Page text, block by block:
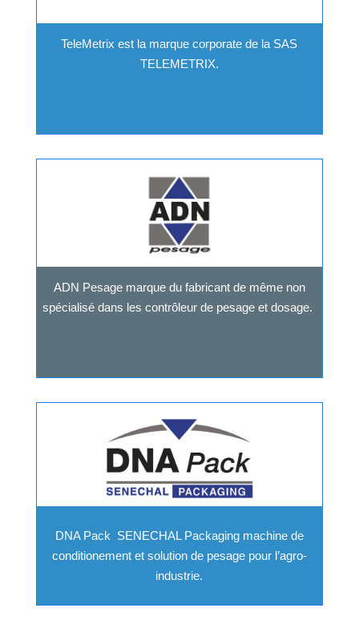
TeleMetrix est la marque corporate de la SAS
TELEMETRIX.
ADN Pesage marque du fabricant de même non
spécialisé dans les contrôleur de pesage et dosage.
DNA Pack SENECHAL Packaging machine de
conditionement et solution de pesage pour l’agro-
industrie.